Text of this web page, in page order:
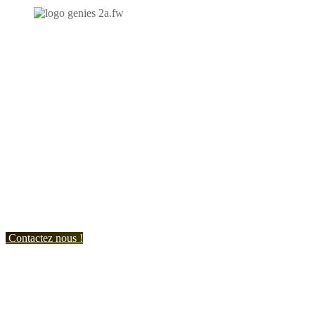
Contactez nous !